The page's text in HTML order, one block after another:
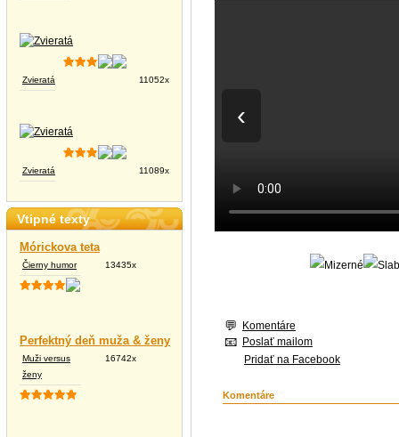
Zvieratá 11052x
Zvieratá 11089x
Vtipné texty
Mórickova teta
Čierny humor 13435x
Perfektný deň muža & ženy
Muži versus
ženy
16742x
‹
Komentáre
Poslať mailom
Pridať na Facebook
Komentáre